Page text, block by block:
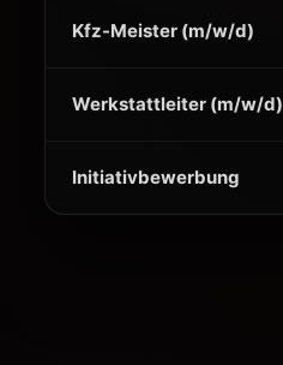
Kfz-Meister (m/w/d)
Werkstattleiter (m/w/d)
Initiativbewerbung